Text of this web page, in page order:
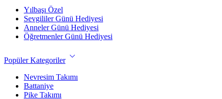
Yılbaşı Özel
Sevgililer Günü Hediyesi
Anneler Günü Hediyesi
Öğretmenler Günü Hediyesi
Popüler Kategoriler
Nevresim Takımı
Battaniye
Pike Takımı